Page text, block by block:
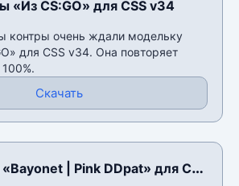
«Из CS:GO» для CSS v34
контры очень ждали модельку
для CSS v34. Она повторяет
Скачать
| Pink DDpat» для CSS